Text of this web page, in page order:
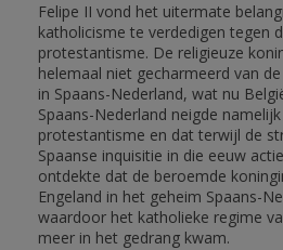
Felipe II vond het uitermate
katholicisme te verdedigen tegen
protestantisme. De religieuze
helemaal niet gecharmeerd van
in Spaans-Nederland, wat nu
Spaans-Nederland neigde
protestantisme en dat terwijl de
Spaanse inquisitie in die eeuw
ontdekte dat de beroemde
Engeland in het geheim Spaans-
waardoor het katholieke regime
meer in het gedrang kwam.